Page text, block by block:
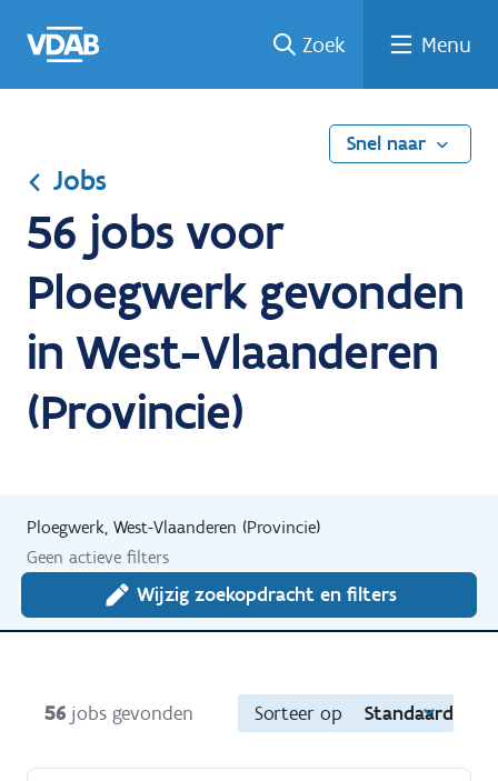
naar
een
een
job
naar
Zoek Menu
Snel naar
Jobs
56 jobs voor
Ploegwerk gevonden
in West-Vlaanderen
(Provincie)
Ploegwerk, West-Vlaanderen (Provincie)
Geen actieve filters
Wijzig zoekopdracht en filters
56 jobs gevonden Sorteer op Standaard